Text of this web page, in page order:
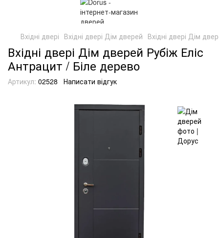
Вхідні двері Вхідні двері Дім дверей Вхідні двері Дім
Вхідні двері Дім дверей Рубіж Еліс
Антрацит / Біле дерево
Артикул: 02528 Написати відгук